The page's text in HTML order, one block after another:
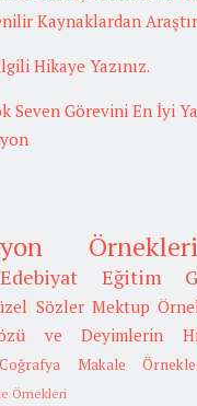
Kaynaklardan
Hikaye Yazınız.
Seven Görevini En İyi
Örnekleri
Edebiyat Eğitim
Sözler Mektup
ve Deyimlerin
Coğrafya Makale
Örnekleri